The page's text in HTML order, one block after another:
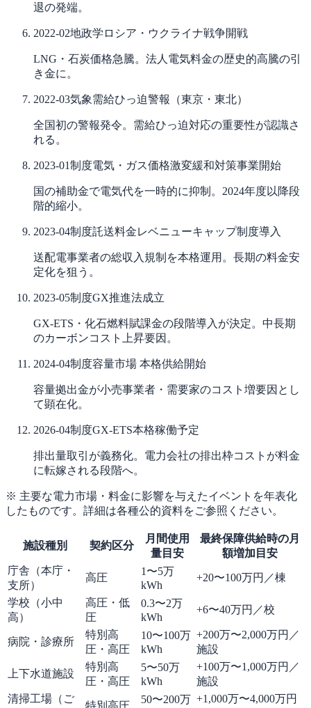
退の発端。
2022-02地政学 ロシア・ウクライナ戦争開戦
LNG・石炭価格急騰。法人電気料金の歴史的高騰の引
き金に。
2022-03気象需給ひっ迫警報（東京・東北）
全国初の警報発令。需給ひっ迫対応の重要性が認識さ
れる。
2023-01制度電気・ガス価格激変緩和対策事業開始
国の補助金で電気代を一時的に抑制。2024年度以降段
階的縮小。
2023-04制度託送料金レベニューキャップ制度導入
送配電事業者の総収入規制を本格運用。長期の料金安
定化を狙う。
2023-05制度GX推進法成立
GX-ETS・化石燃料賦課金の段階導入が決定。中長期
のカーボンコスト上昇要因。
2024-04制度容量市場 本格供給開始
容量拠出金が小売事業者・需要家のコスト増要因とし
て顕在化。
2026-04制度GX-ETS本格稼働予定
排出量取引が義務化。電力会社の排出枠コストが料金
に転嫁される段階へ。
※ 主要な電力市場・料金に影響を与えたイベントを年表化
したものです。詳細は各種公的資料をご参照ください。
施設種別 契約区分
月間使用
量目安
最終保障供給時の月
額増加目安
庁舎（本庁・
支所）
高圧
1〜5万
kWh
+20〜100万円／棟
学校（小中
高）
高圧・低
圧
0.3〜2万
kWh
+6〜40万円／校
病院・診療所
特別高
圧・高圧
10〜100万
kWh
+200万〜2,000万円／
施設
上下水道施設
特別高
圧・高圧
5〜50万
kWh
+100万〜1,000万円／
施設
清掃工場（ご
50〜200万 +1,000万〜4,000万円